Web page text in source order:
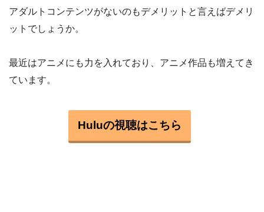
アダルトコンテンツがないのもデメリットと言えばデメリ
ットでしょうか。
最近はアニメにも力を入れており、アニメ作品も増えてき
ています。
Huluの視聴はこちら